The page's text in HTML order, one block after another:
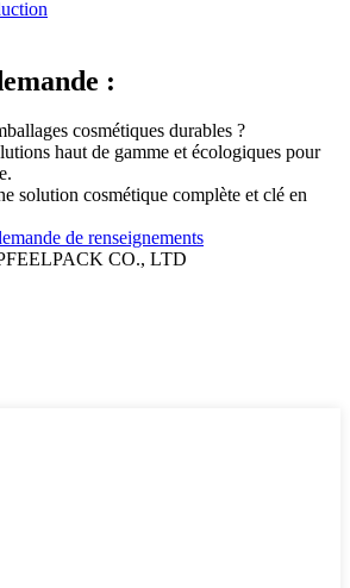
:
cosmétiques durables ?
haut de gamme et écologiques pour
solution cosmétique complète et clé en
de renseignements
CO., LTD